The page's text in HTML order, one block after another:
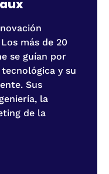
más de 20
se guían por
y su
Sus
la
de la